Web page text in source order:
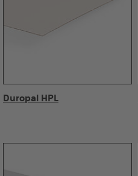
Duropal HPL